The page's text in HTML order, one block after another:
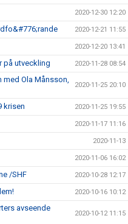
2020-12-30 12:20
2020-12-21 11:55
2020-12-20 13:41
på utveckling 2020-11-28 08:54
Ola Månsson,
2020-11-25 20:10
krisen 2020-11-25 19:55
2020-11-17 11:16
2020-11-13
2020-11-06 16:02
/SHF 2020-10-28 12:17
2020-10-16 10:12
avseende
2020-10-12 11:15